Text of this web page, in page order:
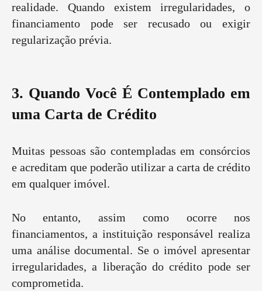
realidade. Quando existem irregularidades, o
financiamento pode ser recusado ou exigir
regularização prévia.
3. Quando Você É Contemplado em
uma Carta de Crédito
Muitas pessoas são contempladas em consórcios
e acreditam que poderão utilizar a carta de crédito
em qualquer imóvel.
No entanto, assim como ocorre nos
financiamentos, a instituição responsável realiza
uma análise documental. Se o imóvel apresentar
irregularidades, a liberação do crédito pode ser
comprometida.